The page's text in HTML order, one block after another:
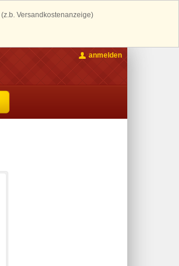
(z.b. Versandkostenanzeige)
anmelden